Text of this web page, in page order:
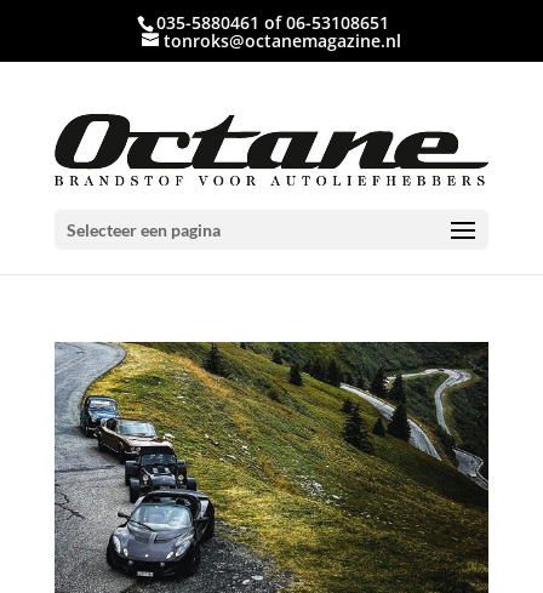
035-5880461 of 06-53108651
tonroks@octanemagazine.nl
Selecteer een pagina